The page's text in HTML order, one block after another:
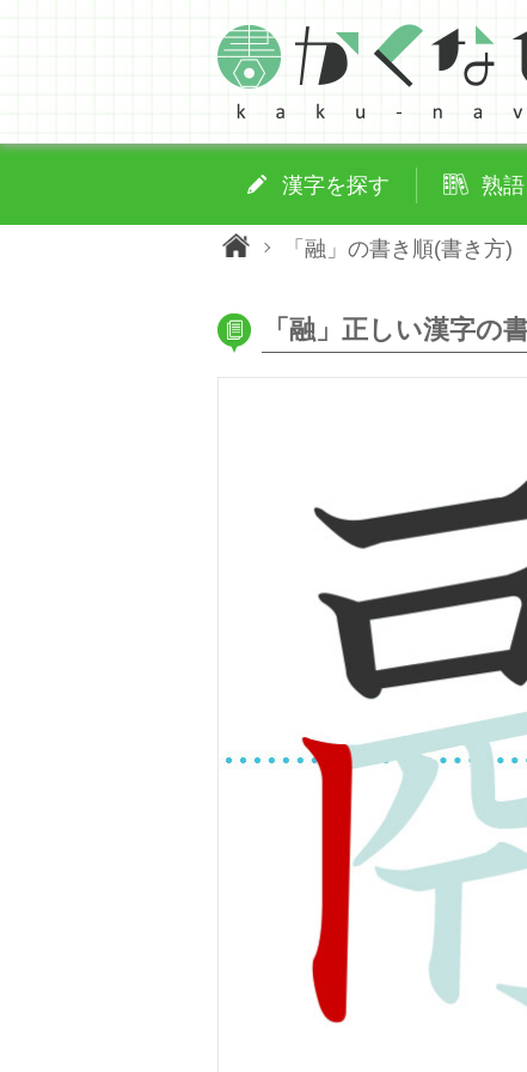
漢字を探す 熟
「融」の書き順(書き方)
「融」正しい漢字の